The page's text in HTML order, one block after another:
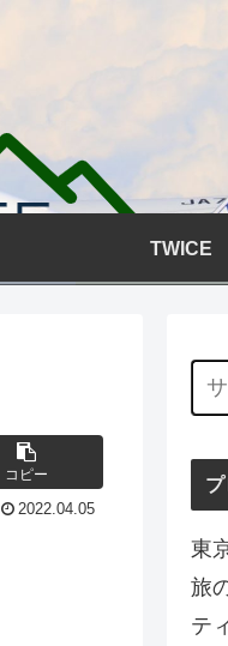
TWICE
コピー
2022.04.05
東
旅
テ